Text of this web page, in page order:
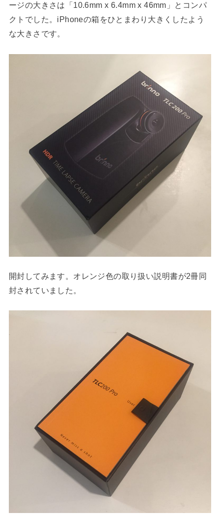
ージの大きさは「10.6mm x 6.4mm x 46mm」とコンパ
クトでした。iPhoneの箱をひとまわり大きくしたよう
な大きさです。
開封してみます。オレンジ色の取り扱い説明書が2冊同
封されていました。